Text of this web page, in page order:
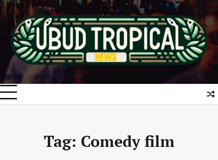
Skip
to
content
Tag: Comedy film